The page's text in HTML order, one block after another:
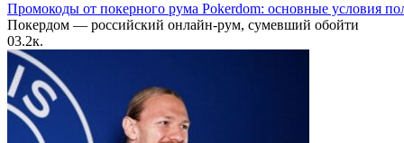
Промокоды от покерного рума Pokerdom: основные условия
Покердом — российский онлайн-рум, сумевший обойти
03.2к.